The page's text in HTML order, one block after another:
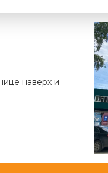
наверх и